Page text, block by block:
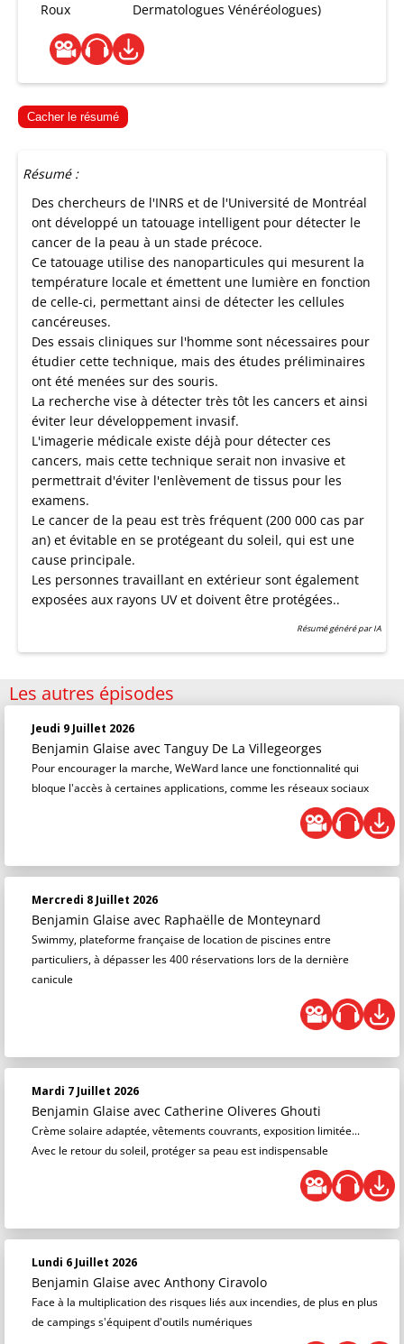
Roux
Dermatologues Vénéréologues)
Cacher le résumé
Résumé :
Des chercheurs de l'INRS et de l'Université de Montréal
ont développé un tatouage intelligent pour détecter le
cancer de la peau à un stade précoce.
Ce tatouage utilise des nanoparticules qui mesurent la
température locale et émettent une lumière en fonction
de celle-ci, permettant ainsi de détecter les cellules
cancéreuses.
Des essais cliniques sur l'homme sont nécessaires pour
étudier cette technique, mais des études préliminaires
ont été menées sur des souris.
La recherche vise à détecter très tôt les cancers et ainsi
éviter leur développement invasif.
L'imagerie médicale existe déjà pour détecter ces
cancers, mais cette technique serait non invasive et
permettrait d'éviter l'enlèvement de tissus pour les
examens.
Le cancer de la peau est très fréquent (200 000 cas par
an) et évitable en se protégeant du soleil, qui est une
cause principale.
Les personnes travaillant en extérieur sont également
exposées aux rayons UV et doivent être protégées..
Résumé généré par IA
Les autres épisodes
Jeudi 9 Juillet 2026
Benjamin Glaise avec Tanguy De La Villegeorges
Pour encourager la marche, WeWard lance une fonctionnalité qui
bloque l'accès à certaines applications, comme les réseaux sociaux
Mercredi 8 Juillet 2026
Benjamin Glaise avec Raphaëlle de Monteynard
Swimmy, plateforme française de location de piscines entre
particuliers, à dépasser les 400 réservations lors de la dernière
canicule
Mardi 7 Juillet 2026
Benjamin Glaise avec Catherine Oliveres Ghouti
Crème solaire adaptée, vêtements couvrants, exposition limitée...
Avec le retour du soleil, protéger sa peau est indispensable
Lundi 6 Juillet 2026
Benjamin Glaise avec Anthony Ciravolo
Face à la multiplication des risques liés aux incendies, de plus en plus
de campings s'équipent d'outils numériques